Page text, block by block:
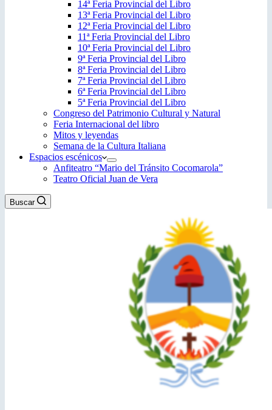
14ª Feria Provincial del Libro
13ª Feria Provincial del Libro
12ª Feria Provincial del Libro
11ª Feria Provincial del Libro
10ª Feria Provincial del Libro
9ª Feria Provincial del Libro
8ª Feria Provincial del Libro
7ª Feria Provincial del Libro
6ª Feria Provincial del Libro
5ª Feria Provincial del Libro
Congreso del Patrimonio Cultural y Natural
Feria Internacional del libro
Mitos y leyendas
Semana de la Cultura Italiana
Espacios escénicos
Anfiteatro “Mario del Tránsito Cocomarola”
Teatro Oficial Juan de Vera
Buscar